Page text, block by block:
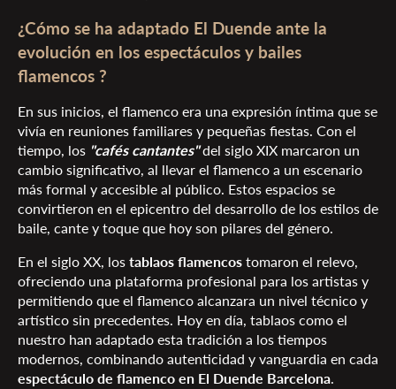
¿Cómo se ha adaptado El Duende ante la
evolución en los espectáculos y bailes
flamencos ?
En sus inicios, el flamenco era una expresión íntima que se
vivía en reuniones familiares y pequeñas fiestas. Con el
tiempo, los "cafés cantantes"del siglo XIX marcaron un
cambio significativo, al llevar el flamenco a un escenario
más formal y accesible al público. Estos espacios se
convirtieron en el epicentro del desarrollo de los estilos de
baile, cante y toque que hoy son pilares del género.
En el siglo XX, lostablaos flamencostomaron el relevo,
ofreciendo una plataforma profesional para los artistas y
permitiendo que el flamenco alcanzara un nivel técnico y
artístico sin precedentes. Hoy en día, tablaos como el
nuestro han adaptado esta tradición a los tiempos
modernos, combinando autenticidad y vanguardia en cada
espectáculo de flamenco en El Duende Barcelona.